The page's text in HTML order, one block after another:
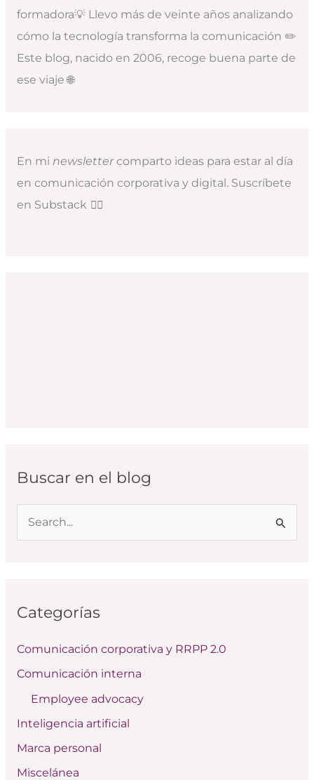
formadora💡 Llevo más de veinte años analizando
cómo la tecnología transforma la comunicación ✏️
Este blog, nacido en 2006, recoge buena parte de
ese viaje 🌐
En mi newslettercomparto ideas para estar al día
en comunicación corporativa y digital. Suscríbete
en Substack 👇🏻
Buscar en el blog
a
p
o
:
Categorías
Comunicación corporativa y RRPP 2.0
Comunicación interna
Employee advocacy
Inteligencia artificial
Marca personal
Miscelánea